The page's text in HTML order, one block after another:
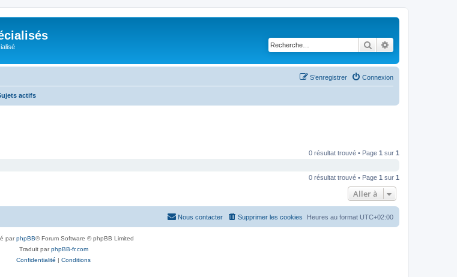
Rechercher
Connexion
S’enregistrer
actifs
0 résultat trouvé • Page 1 sur 1
0 résultat trouvé • Page 1 sur 1
Aller à
Heures au format UTC+02:00
Supprimer les cookies
Nous contacter
parphpBB® Forum Software © phpBB Limited
Traduit parphpBB-fr.com
Confidentialité | Conditions